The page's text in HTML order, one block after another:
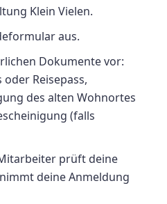
Klein Vielen.
aus.
Dokumente vor:
Reisepass,
des alten Wohnortes
(falls
prüft deine
deine Anmeldung